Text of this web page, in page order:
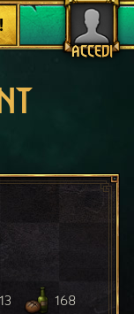
ACCEDI
13 168